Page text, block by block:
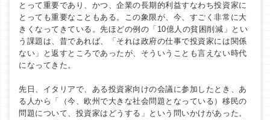
とって重要であり、かつ、企業の長期的利益すなわち投資家に
とっても重要なこともある。この象限が、今、すごく非常に大
きくなってきている。先ほどの例の「10億人の貧困削減」とい
う課題は、昔であれば、「それは政府の仕事で投資家には関係
ない」と返すところであったが、そういうことも言えない時代
になってきた。
先日、イタリアで、ある投資家向けの会議に参加したとき、あ
る人から「（今、欧州で大きな社会問題となっている）移民の
問題について、投資家はどうする」という問いかけがあった。